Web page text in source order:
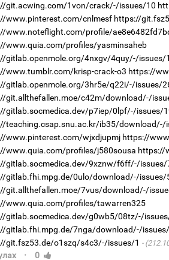
git.acwing.com/1von/crack/-/issues/10
www.pinterest.com/cnlmesf https://
www.noteflight.com/profile/
www.quia.com/profiles/yasminsaheb
gitlab.openmole.org/4nxgv/4quy/-/issues/1
www.tumblr.com/krisp-crack-o3 https://
gitlab.openmole.org/3hr5e/q22i/-/issues/
git.allthefallen.moe/c42m/download/-/
gitlab.socmedica.dev/p7iep/0lpf/-/issues/
teaching.csap.snu.ac.kr/ib35/download/-/
www.pinterest.com/wjxdjupmj https://
www.quia.com/profiles/j580sousa https://
gitlab.socmedica.dev/9xznw/f6ff/-/issues/
gitlab.fhi.mpg.de/0ulo/download/-/issues/
git.allthefallen.moe/7vus/download/-/
www.quia.com/profiles/tawarren325
gitlab.socmedica.dev/g0wb5/08tz/-/
gitlab.fhi.mpg.de/7nga/download/-/
git.fsz53.de/o1szq/s4c3/-/issues/1
· 0